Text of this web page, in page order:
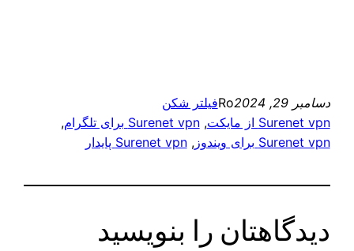
دسامبر 29, 2024 Roفیلتر شکن
Surenet vpn از مایکت
, Surenet vpn برای تلگرام
,
Surenet vpn برای ویندوز
, Surenet vpn پایدار
دیدگاهتان را بنویسید